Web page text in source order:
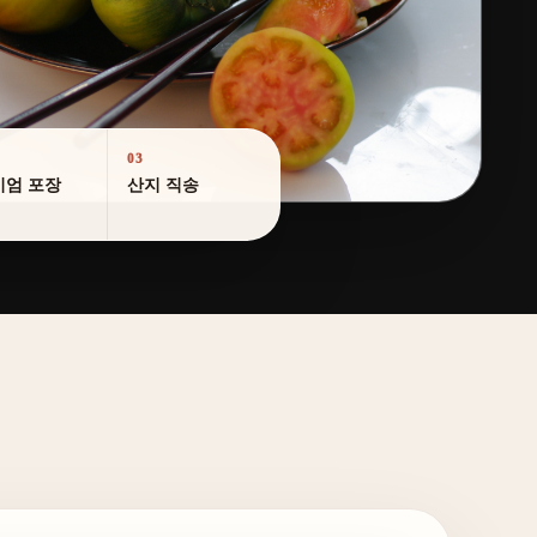
엄 포장
03
산지 직송